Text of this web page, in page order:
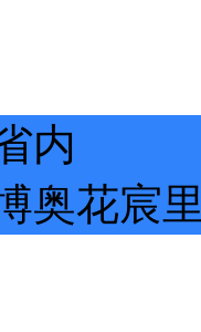
内
奥花宸里